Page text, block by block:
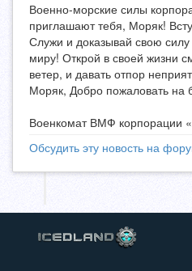
Военно-морские силы
приглашают тебя, Моряк!
Служи и доказывай свою
миру! Открой в своей жизни
ветер, и давать отпор
Моряк, Добро пожаловать на
Военкомат ВМФ корпорации
Обсудить эту новость на